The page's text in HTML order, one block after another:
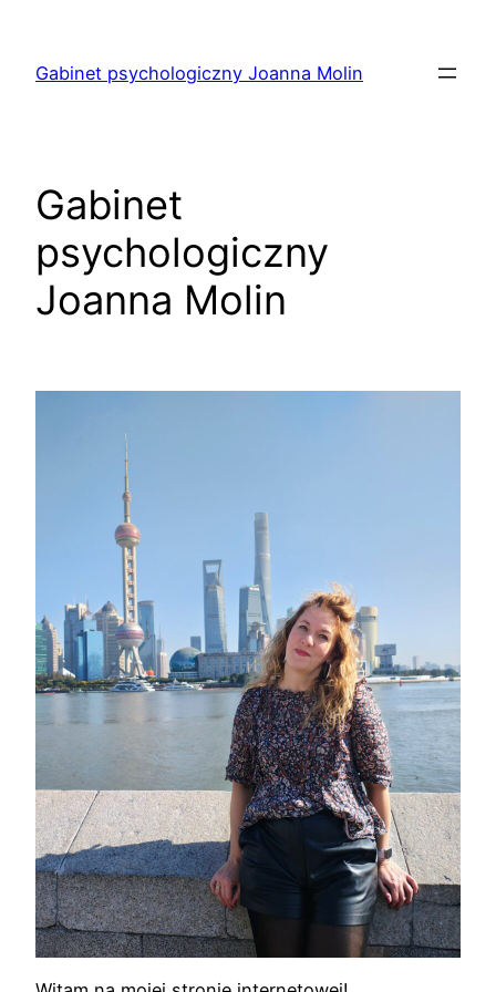
content
Gabinet psychologiczny Joanna Molin
Gabinet
psychologiczny
Joanna Molin